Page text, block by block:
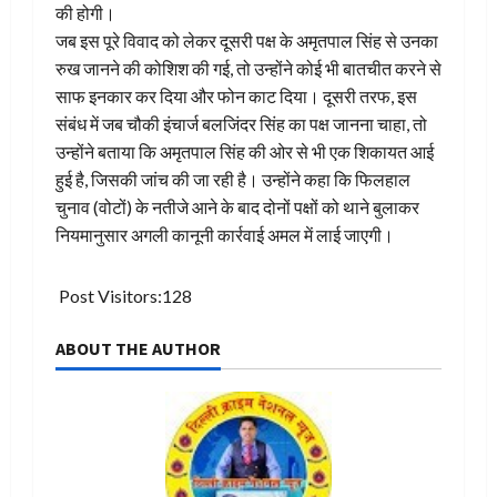
की होगी।
​जब इस पूरे विवाद को लेकर दूसरी पक्ष के अमृतपाल सिंह से उनका
रुख जानने की कोशिश की गई, तो उन्होंने कोई भी बातचीत करने से
साफ इनकार कर दिया और फोन काट दिया। दूसरी तरफ, इस
संबंध में जब चौकी इंचार्ज बलजिंदर सिंह का पक्ष जानना चाहा, तो
उन्होंने बताया कि अमृतपाल सिंह की ओर से भी एक शिकायत आई
हुई है, जिसकी जांच की जा रही है। उन्होंने कहा कि फिलहाल
चुनाव (वोटों) के नतीजे आने के बाद दोनों पक्षों को थाने बुलाकर
नियमानुसार अगली कानूनी कार्रवाई अमल में लाई जाएगी।
Post Visitors:128
ABOUT THE AUTHOR